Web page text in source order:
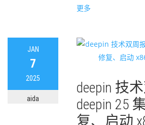
更多
JAN
7
2025
aida
deepin 技
deepin 25
复、启动